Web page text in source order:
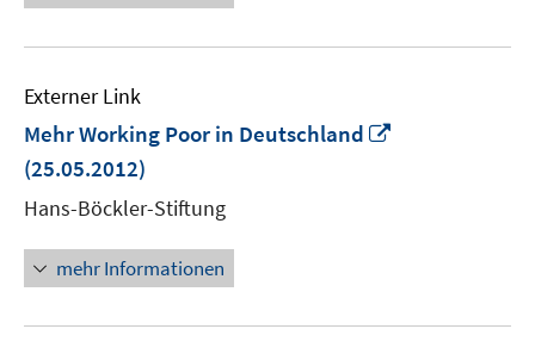
Externer Link
Mehr Working Poor in Deutschland
(25.05.2012)
Hans-Böckler-Stiftung
mehr Informationen